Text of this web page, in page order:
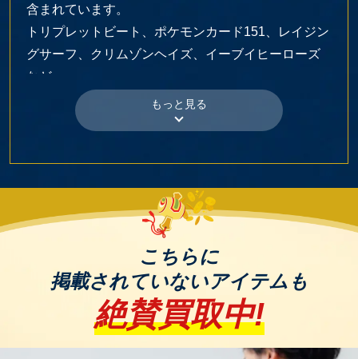
含まれています。
トリプレットビート、ポケモンカード151、レイジン
グサーフ、クリムゾンヘイズ、イーブイヒーローズ
など…
3. ハイクラスパック
コレクターや上級プレイヤー向けに特別に設計され
また、すべてのカードがホログラフィック加工され
ていることもあり、視覚的にも豪華なパックです。
テラスタルフェスex、シャイニートレジャーex、
THE BEST OF XY、GXバトルブースト、VSTARユ
ニバースなど…
4.スターターセット
こちらに
掲載されていないアイテムも
絶賛買取中!